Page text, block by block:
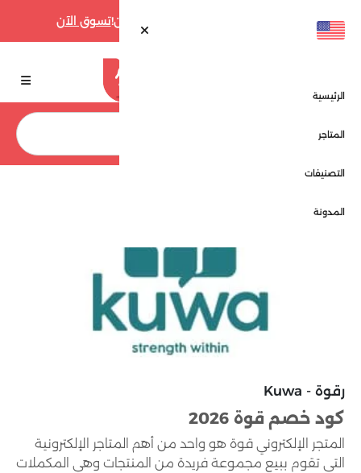
تسوق الآن
الرئيسية
المتاجر
التصنيفات
المدونة
رقوة - Kuwa
كود خصم قوة 2026
المتجر الإلكتروني قوة هو واحد من أهم المتاجر الإلكترونية
التى تقوم ببيع مجموعة فريدة من المنتجات وهي المكملات